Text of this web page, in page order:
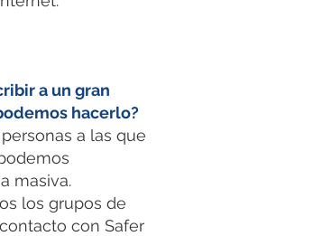
a un gran
hacerlo?
a las que
masiva.
los grupos de
con Safer